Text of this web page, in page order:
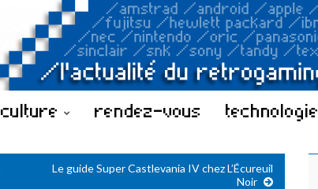
culture rendez-vous technologie
Le guide Super Castlevania IV chez L’Écureuil
Noir